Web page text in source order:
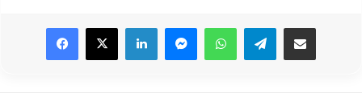
LinkedInMessengerWhatsApp
TelegramE-Posta ile paylaş